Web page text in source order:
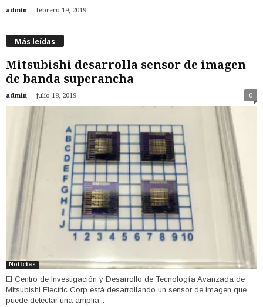
admin - febrero 19, 2019
Más leídas
Mitsubishi desarrolla sensor de imagen
de banda superancha
admin - julio 18, 2019 0
Noticias
El Centro de Investigación y Desarrollo de Tecnología Avanzada de
Mitsubishi Electric Corp está desarrollando un sensor de imagen que
puede detectar una amplia...